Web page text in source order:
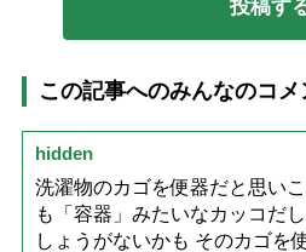
この記事へのみんなのコメ
hidden
洗濯物のカゴを便器だと思い
も「容器」みたいなカッコだ
しょうがないかも そのカゴを